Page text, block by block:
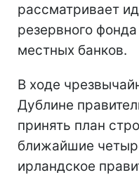
рассматривает
резервного
местных банков.
В ходе
Дублине
принять план
ближайшие
ирландское